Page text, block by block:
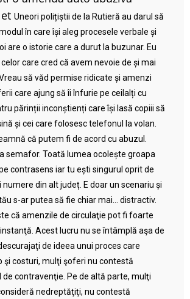
Uneori polițiștii de la Rutieră au darul să
în care își aleg procesele verbale și
are o istorie care a durut la buzunar. Eu
care cred că avem nevoie de și mai
să văd permise ridicate și amenzi
care ajung să îi înfurie pe ceilalți cu
părinții inconștienți care își lasă copiii să
și cei care folosesc telefonul la volan.
că putem fi de acord cu abuzul.
semafor. Toată lumea ocolește groapa
contrasens iar tu ești singurul oprit de
numere din alt județ. E doar un scenariu și
s-ar putea să fie chiar mai… distractiv.
că amenzile de circulaţie pot fi foarte
Acest lucru nu se întâmplă aşa de
de ideea unui proces care
şi costuri, mulţi şoferi nu contestă
contravenţie. Pe de altă parte, mulţi
nedreptăţiţi, nu contestă